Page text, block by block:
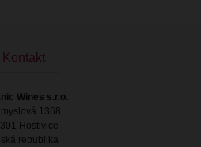
Kontakt
Wines s.r.o.
1368
Hostivice
republika